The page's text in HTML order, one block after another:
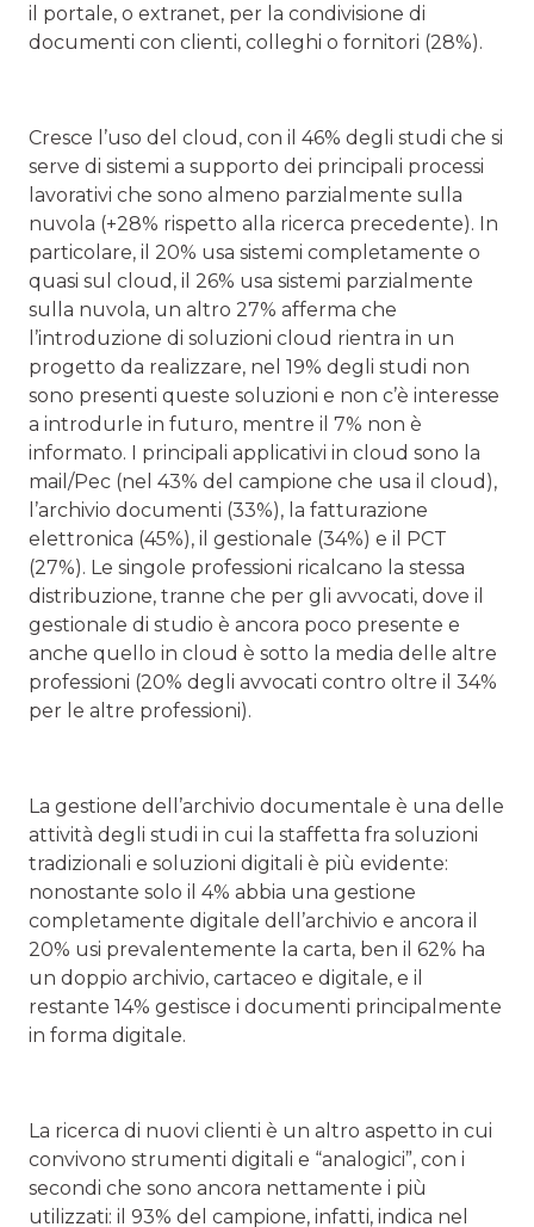
il portale, o extranet, per la condivisione di
documenti con clienti, colleghi o fornitori (28%).
Cresce l’uso del cloud, con il 46% degli studi che si
serve di sistemi a supporto dei principali processi
lavorativi che sono almeno parzialmente sulla
nuvola (+28% rispetto alla ricerca precedente). In
particolare, il 20% usa sistemi completamente o
quasi sul cloud, il 26% usa sistemi parzialmente
sulla nuvola, un altro 27% afferma che
l’introduzione di soluzioni cloud rientra in un
progetto da realizzare, nel 19% degli studi non
sono presenti queste soluzioni e non c’è interesse
a introdurle in futuro, mentre il 7% non è
informato. I principali applicativi in cloud sono la
mail/Pec (nel 43% del campione che usa il cloud),
l’archivio documenti (33%), la fatturazione
elettronica (45%), il gestionale (34%) e il PCT
(27%). Le singole professioni ricalcano la stessa
distribuzione, tranne che per gli avvocati, dove il
gestionale di studio è ancora poco presente e
anche quello in cloud è sotto la media delle altre
professioni (20% degli avvocati contro oltre il 34%
per le altre professioni).
La gestione dell’archivio documentale è una delle
attività degli studi in cui la staffetta fra soluzioni
tradizionali e soluzioni digitali è più evidente:
nonostante solo il 4% abbia una gestione
completamente digitale dell’archivio e ancora il
20% usi prevalentemente la carta, ben il 62% ha
un doppio archivio, cartaceo e digitale, e il
restante 14% gestisce i documenti principalmente
in forma digitale.
La ricerca di nuovi clienti è un altro aspetto in cui
convivono strumenti digitali e “analogici”, con i
secondi che sono ancora nettamente i più
utilizzati: il 93% del campione, infatti, indica nel